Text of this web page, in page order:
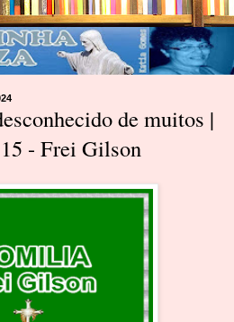
de muitos |
- Frei Gilson